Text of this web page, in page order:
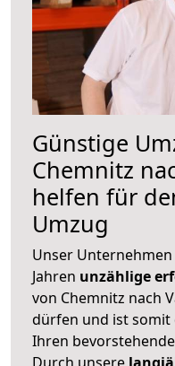
Günstige
Chemnitz
helfen für
Umzug
Unser
Jahren unzählige
von Chemnitz nach
dürfen und ist
Ihren